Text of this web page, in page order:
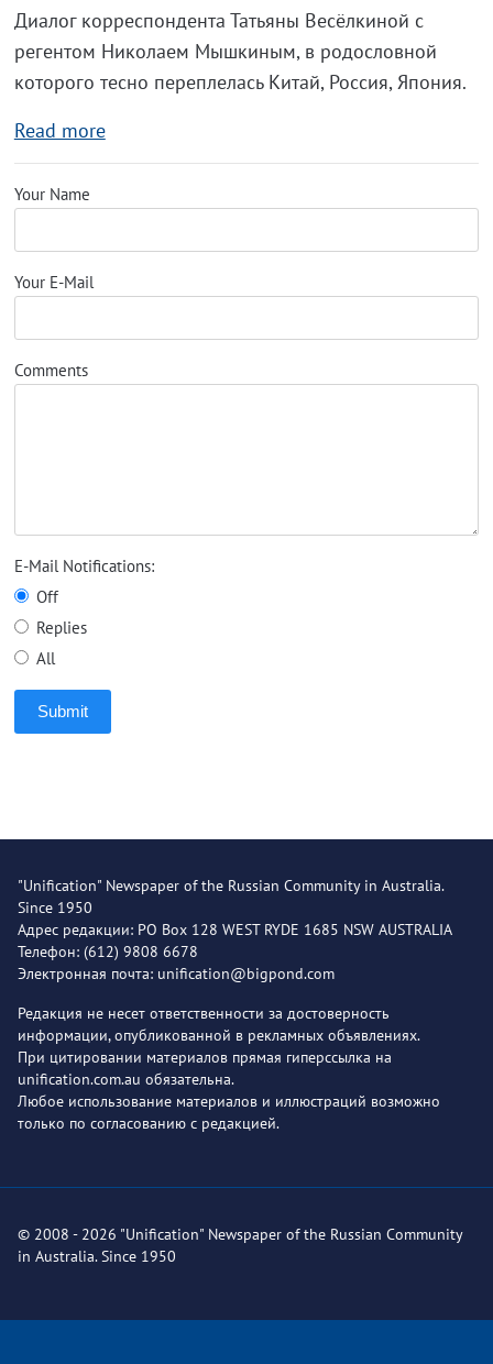
Диалог корреспондента Татьяны Весёлкиной с
регентом Николаем Мышкиным, в родословной
которого тесно переплелась Китай, Россия, Япония.
Read more
Your Name
Your E-Mail
Comments
E-Mail Notifications:
Off
Replies
All
Submit
"Unification" Newspaper of the Russian Community in Australia.
Since 1950
Адрес редакции: PO Box 128 WEST RYDE 1685 NSW AUSTRALIA
Телефон: (612) 9808 6678
Электронная почта: unification@bigpond.com
Редакция не несет ответственности за достоверность
информации, опубликованной в рекламных объявлениях.
При цитировании материалов прямая гиперссылка на
unification.com.au обязательна.
Любое использование материалов и иллюстраций возможно
только по согласованию с редакцией.
© 2008 - 2026 "Unification" Newspaper of the Russian Community
in Australia. Since 1950